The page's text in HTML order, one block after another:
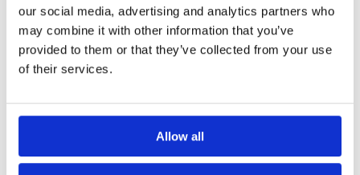
our social media, advertising and analytics partners who
may combine it with other information that you’ve
provided to them or that they’ve collected from your use
of their services.
Allow all